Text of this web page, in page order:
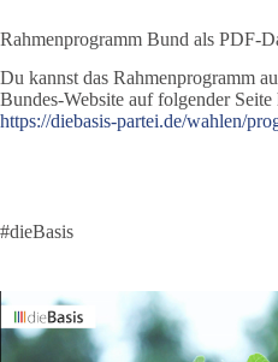
Rahmenprogramm Bund als PDF-
Du kannst das Rahmenprogramm
Bundes-Website auf folgender Seite
https://diebasis-partei.de/wahlen/
#dieBasis